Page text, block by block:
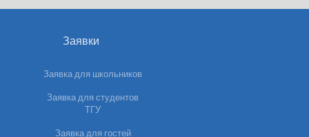
Заявки
Заявка для школьников
Заявка для студентов
ТГУ
Заявка для гостей